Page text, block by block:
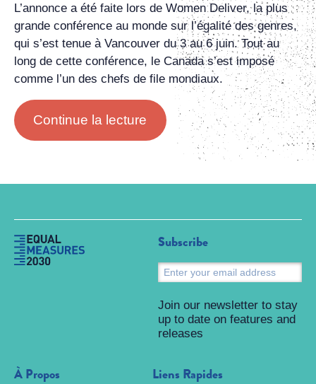
L’annonce a été faite lors de Women Deliver, la plus
grande conférence au monde sur l’égalité des genres,
qui s’est tenue à Vancouver du 3 au 6 juin. Tout au
long de cette conférence, le Canada s’est imposé
comme l’un des chefs de file mondiaux.
Continue la lecture
À Propos Liens Rapides
Subscribe
Join our newsletter to stay
up to date on features and
releases